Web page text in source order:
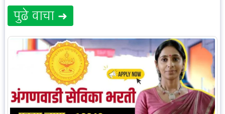
पुढे वाचा ➜